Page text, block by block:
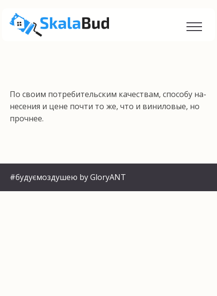
По своим потребительским качествам, способу на­
несения и цене почти то же, что и виниловые, но
прочнее.
#будуємоздушею by GloryANT